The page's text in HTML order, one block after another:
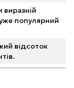
виразній
популярний
відсоток